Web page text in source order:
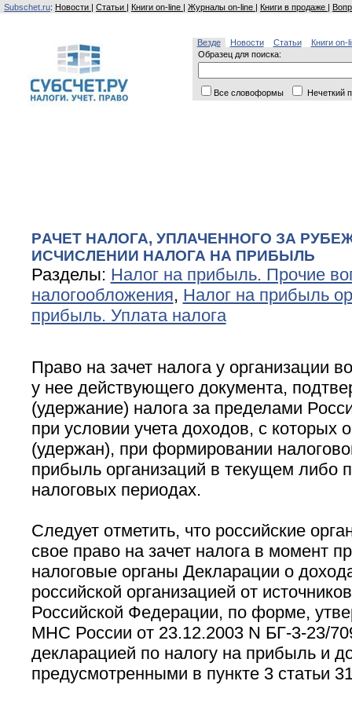
Subschet.ru: Новости | Статьи | Книги on-line | Журналы on-line | Книги в продаже |
Везде Новости Статьи
Книги on-
Образец для поиска:
Все словоформы Нечеткий
PАЧЕТ НАЛОГА, УПЛАЧЕННОГО ЗА
ИСЧИСЛЕНИИ НАЛОГА НА ПРИБЫЛЬ
Разделы: Налог на прибыль. Прочие
налогообложения, Налог на прибыль
прибыль. Уплата налога
Право на зачет налога у организации
у нее действующего документа,
(удержание) налога за пределами
при условии учета доходов, с которых
(удержан), при формировании
прибыль организаций в текущем либо
налоговых периодах.
Следует отметить, что российские
свое право на зачет налога в момент
налоговые органы Декларации о
российской организацией от
Российской Федерации, по форме,
МНС России от 23.12.2003 N БГ-3-23/
декларацией по налогу на прибыль и
предусмотренными в пункте 3 статьи